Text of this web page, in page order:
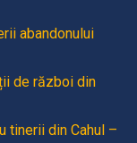
abandonului
de război din
tinerii din Cahul –